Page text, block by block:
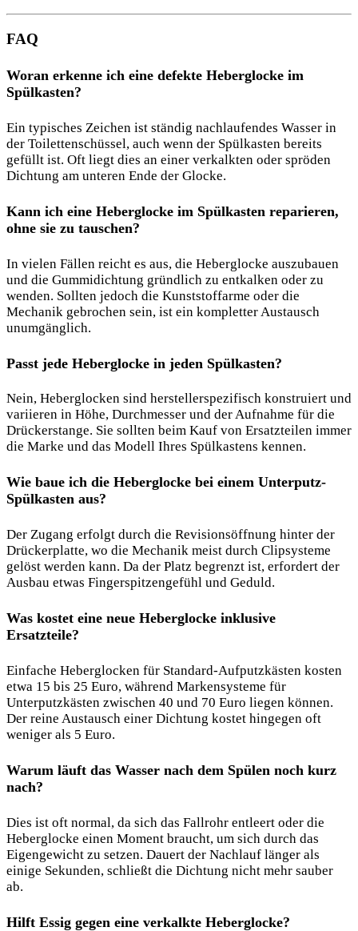
FAQ
Woran erkenne ich eine defekte Heberglocke im
Spülkasten?
Ein typisches Zeichen ist ständig nachlaufendes Wasser in
der Toilettenschüssel, auch wenn der Spülkasten bereits
gefüllt ist. Oft liegt dies an einer verkalkten oder spröden
Dichtung am unteren Ende der Glocke.
Kann ich eine Heberglocke im Spülkasten reparieren,
ohne sie zu tauschen?
In vielen Fällen reicht es aus, die Heberglocke auszubauen
und die Gummidichtung gründlich zu entkalken oder zu
wenden. Sollten jedoch die Kunststoffarme oder die
Mechanik gebrochen sein, ist ein kompletter Austausch
unumgänglich.
Passt jede Heberglocke in jeden Spülkasten?
Nein, Heberglocken sind herstellerspezifisch konstruiert und
variieren in Höhe, Durchmesser und der Aufnahme für die
Drückerstange. Sie sollten beim Kauf von Ersatzteilen immer
die Marke und das Modell Ihres Spülkastens kennen.
Wie baue ich die Heberglocke bei einem Unterputz-
Spülkasten aus?
Der Zugang erfolgt durch die Revisionsöffnung hinter der
Drückerplatte, wo die Mechanik meist durch Clipsysteme
gelöst werden kann. Da der Platz begrenzt ist, erfordert der
Ausbau etwas Fingerspitzengefühl und Geduld.
Was kostet eine neue Heberglocke inklusive
Ersatzteile?
Einfache Heberglocken für Standard-Aufputzkästen kosten
etwa 15 bis 25 Euro, während Markensysteme für
Unterputzkästen zwischen 40 und 70 Euro liegen können.
Der reine Austausch einer Dichtung kostet hingegen oft
weniger als 5 Euro.
Warum läuft das Wasser nach dem Spülen noch kurz
nach?
Dies ist oft normal, da sich das Fallrohr entleert oder die
Heberglocke einen Moment braucht, um sich durch das
Eigengewicht zu setzen. Dauert der Nachlauf länger als
einige Sekunden, schließt die Dichtung nicht mehr sauber
ab.
Hilft Essig gegen eine verkalkte Heberglocke?